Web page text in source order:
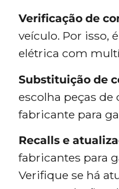
Verificação de
veículo. Por isso,
elétrica com
Substituição de
escolha peças
fabricante para
Recalls e
fabricantes para
Verifique se há